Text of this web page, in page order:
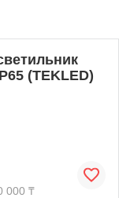
(TEKLED)
000 ₸